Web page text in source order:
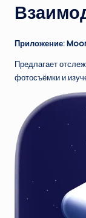
Приложение:
Предлагает
фотосъёмки и